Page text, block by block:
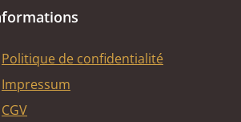
Politique de confidentialité
Impressum
CGV